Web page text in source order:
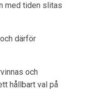
med tiden slitas
därför
och
hållbart val på